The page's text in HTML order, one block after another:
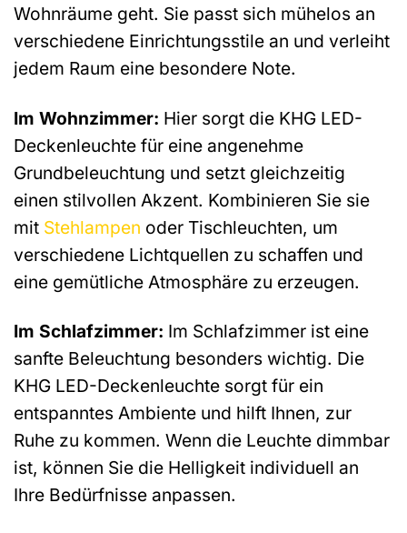
Wohnräume geht. Sie passt sich mühelos an
verschiedene Einrichtungsstile an und verleiht
jedem Raum eine besondere Note.
Im Wohnzimmer: Hier sorgt die KHG LED-
Deckenleuchte für eine angenehme
Grundbeleuchtung und setzt gleichzeitig
einen stilvollen Akzent. Kombinieren Sie sie
mit Stehlampen oder Tischleuchten, um
verschiedene Lichtquellen zu schaffen und
eine gemütliche Atmosphäre zu erzeugen.
Im Schlafzimmer: Im Schlafzimmer ist eine
sanfte Beleuchtung besonders wichtig. Die
KHG LED-Deckenleuchte sorgt für ein
entspanntes Ambiente und hilft Ihnen, zur
Ruhe zu kommen. Wenn die Leuchte dimmbar
ist, können Sie die Helligkeit individuell an
Ihre Bedürfnisse anpassen.